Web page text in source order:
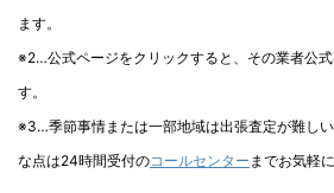
ます。
※2…公式ページをクリックすると、その業者公
す。
※3…季節事情または一部地域は出張査定が難し
な点は24時間受付のコールセンター までお気軽